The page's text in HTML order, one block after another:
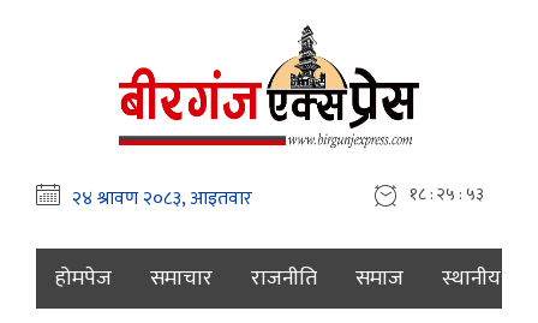
१८ : २५ : ५४
होमपेज समाचार राजनीति समाज स्थानीय